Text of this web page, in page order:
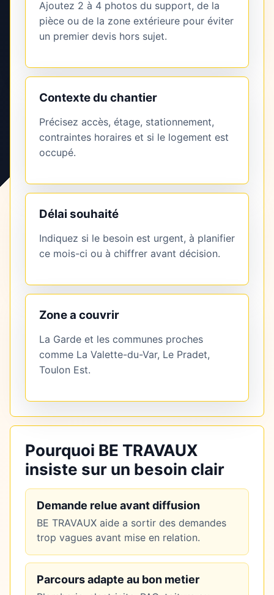
Ajoutez 2 à 4 photos du support, de la
pièce ou de la zone extérieure pour éviter
un premier devis hors sujet.
Contexte du chantier
Précisez accès, étage, stationnement,
contraintes horaires et si le logement est
occupé.
Délai souhaité
Indiquez si le besoin est urgent, à planifier
ce mois-ci ou à chiffrer avant décision.
Zone a couvrir
La Garde et les communes proches
comme La Valette-du-Var, Le Pradet,
Toulon Est.
Pourquoi BE TRAVAUX
insiste sur un besoin clair
Demande relue avant diffusion
BE TRAVAUX aide a sortir des demandes
trop vagues avant mise en relation.
Parcours adapte au bon metier